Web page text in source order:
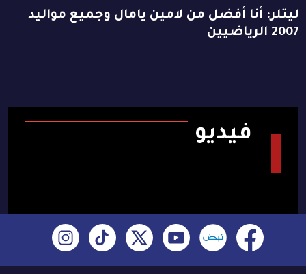
ليتلر: أنا أفضل من لامين يامال وجميع مواليد
2007 الرياضيين
فيديو